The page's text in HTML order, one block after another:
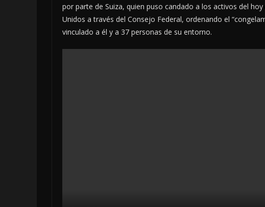
por parte de Suiza, quien puso candado a los activos del
Unidos a través del Consejo Federal, ordenando el
vinculado a él y a 37 personas de su entorno.